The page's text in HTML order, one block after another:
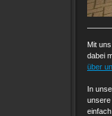
Mit
dabei
über
In
unsere